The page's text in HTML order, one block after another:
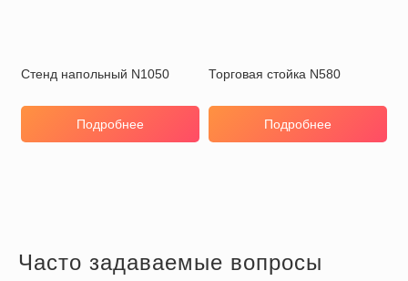
Стенд напольный N1050
Подробнее
Торговая стойка N580
Подробнее
Часто задаваемые вопросы